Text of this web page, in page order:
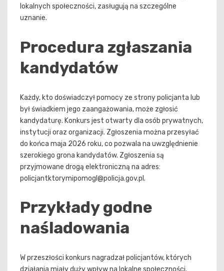
lokalnych społeczności, zasługują na szczególne
uznanie.
Procedura zgłaszania
kandydatów
Każdy, kto doświadczył pomocy ze strony policjanta lub
był świadkiem jego zaangażowania, może zgłosić
kandydaturę. Konkurs jest otwarty dla osób prywatnych,
instytucji oraz organizacji. Zgłoszenia można przesyłać
do końca maja 2026 roku, co pozwala na uwzględnienie
szerokiego grona kandydatów. Zgłoszenia są
przyjmowane drogą elektroniczną na adres:
policjantktorymipomogl@policja.gov.pl .
Przykłady godne
naśladowania
W przeszłości konkurs nagradzał policjantów, których
działania miały duży wpływ na lokalne społeczności.